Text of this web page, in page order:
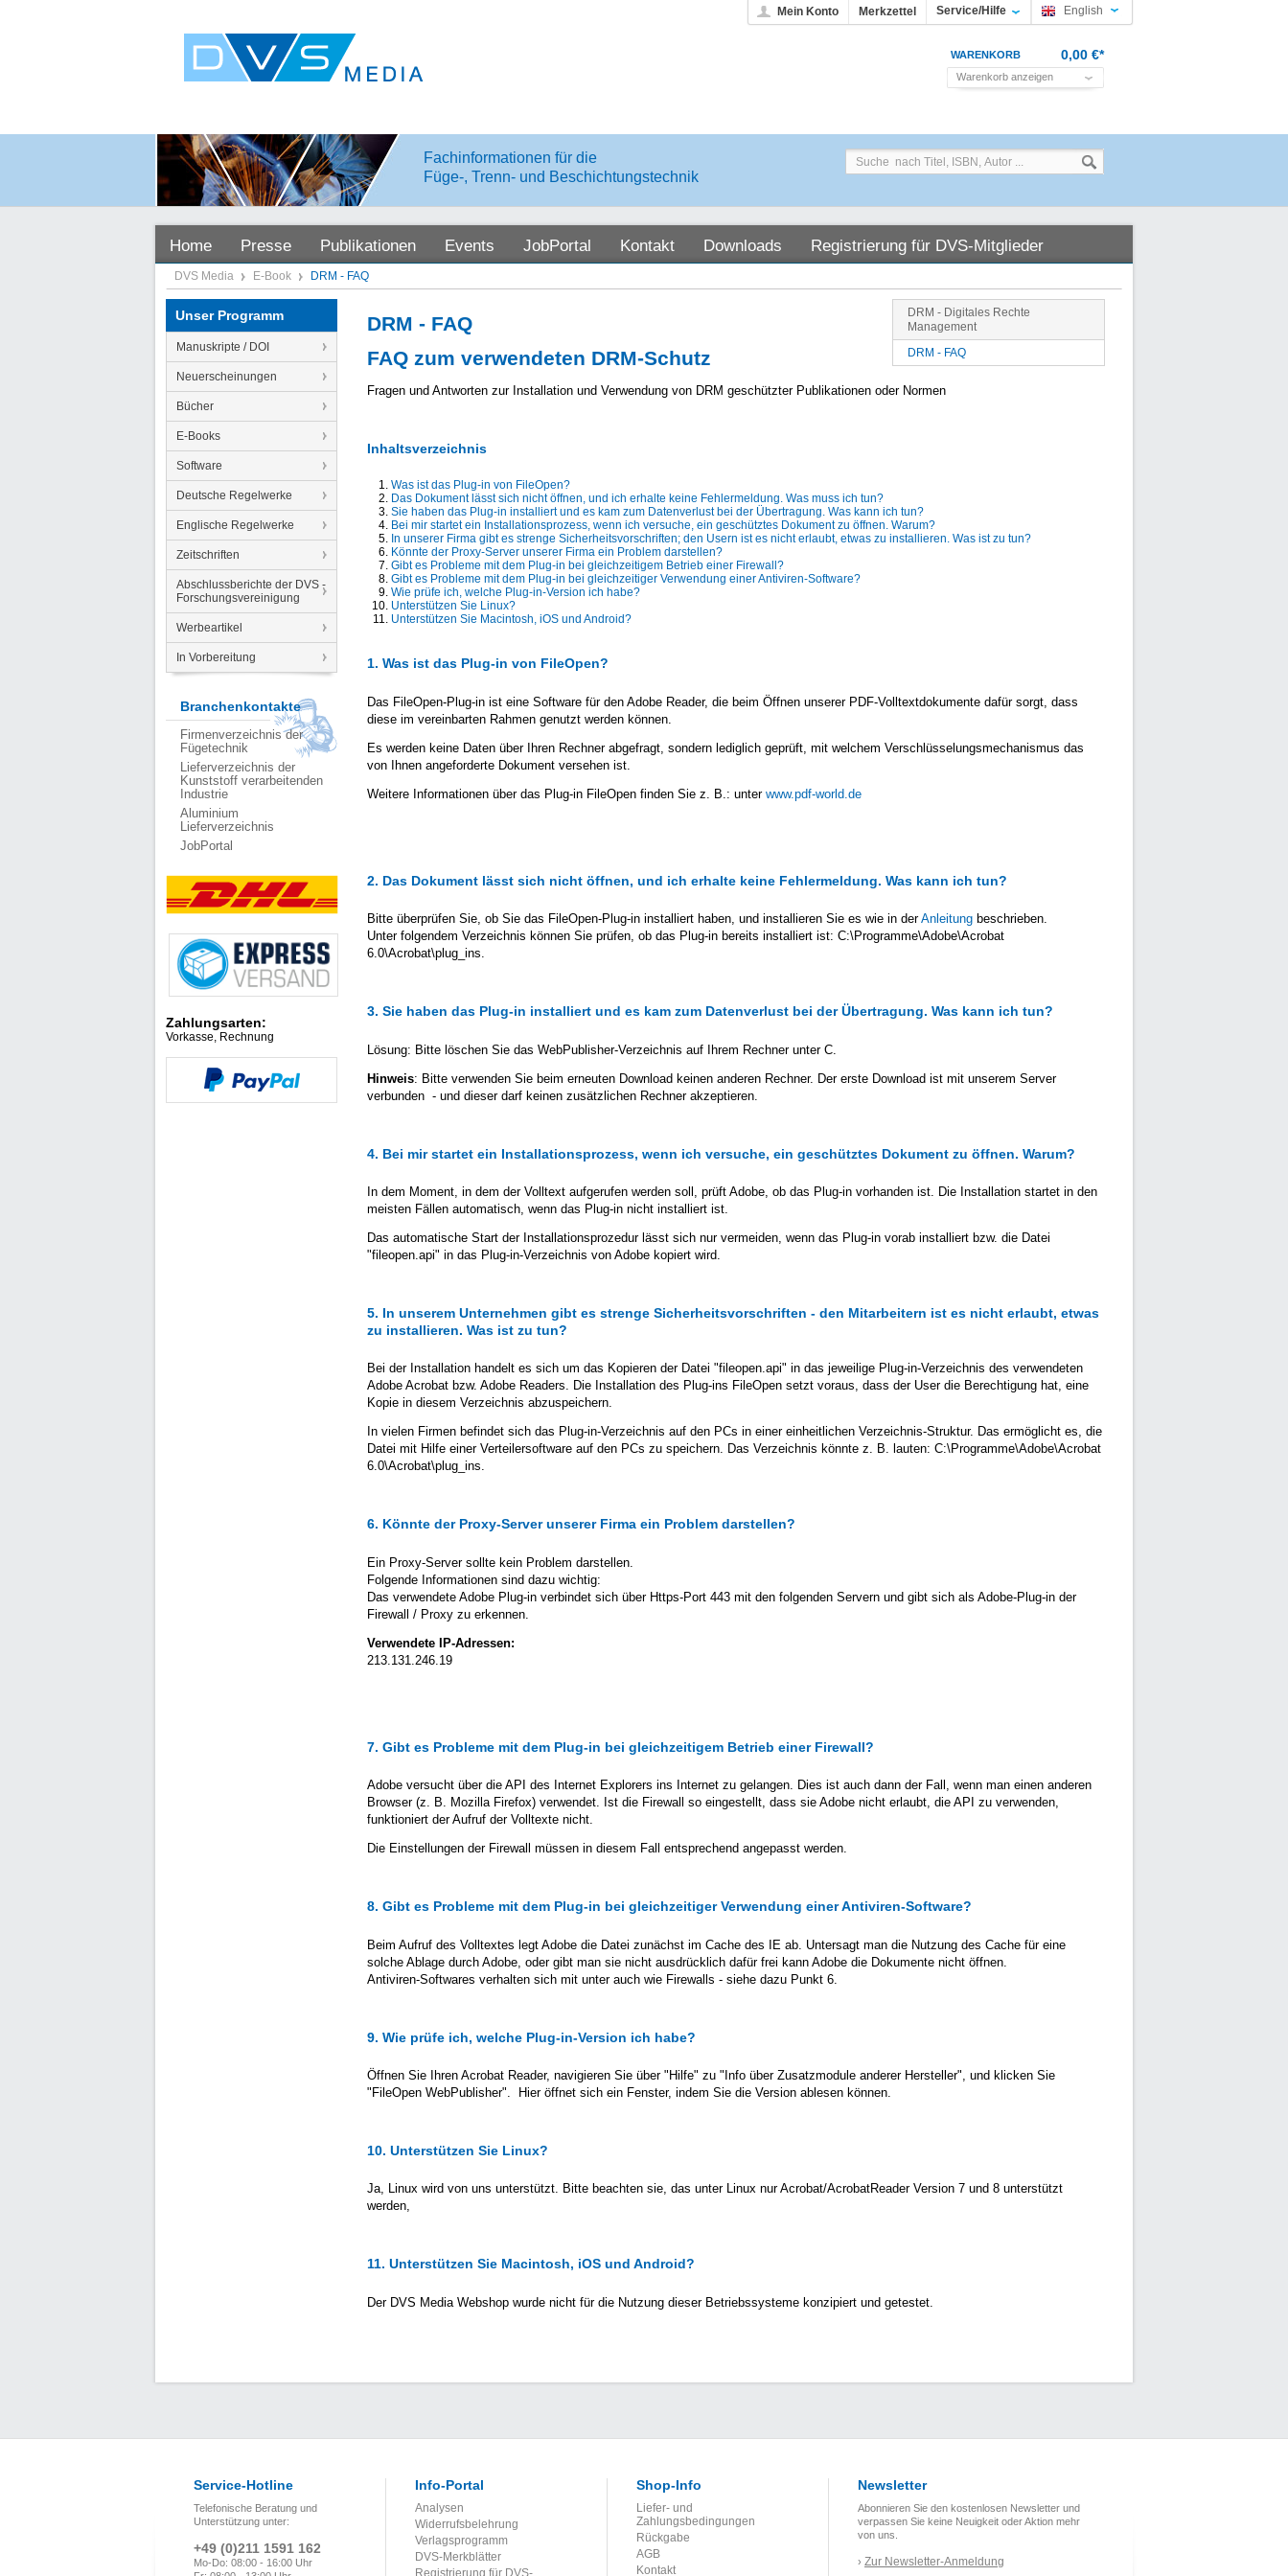
Mein Konto Merkzettel Service/Hilfe English
WARENKORB 0,00 €*
Warenkorb anzeigen
Fachinformationen für die
Füge-, Trenn- und Beschichtungstechnik
Home Presse Publikationen Events JobPortal Kontakt Downloads Registrierung für DVS-Mitglieder
DVS Media E-Book DRM - FAQ
Unser Programm
Manuskripte / DOI
Neuerscheinungen
Bücher
E-Books
Software
Deutsche Regelwerke
Englische Regelwerke
Zeitschriften
Abschlussberichte der DVS -
Forschungsvereinigung
Werbeartikel
In Vorbereitung
Branchenkontakte
Firmenverzeichnis der
Fügetechnik
Lieferverzeichnis der
Kunststoff verarbeitenden
Industrie
Aluminium
Lieferverzeichnis
JobPortal
Zahlungsarten:
Vorkasse, Rechnung
DRM - Digitales Rechte
Management
DRM - FAQ
DRM - FAQ
FAQ zum verwendeten DRM-Schutz
Fragen und Antworten zur Installation und Verwendung von DRM geschützter Publikationen oder Normen
Inhaltsverzeichnis
Was ist das Plug-in von FileOpen?
Das Dokument lässt sich nicht öffnen, und ich erhalte keine Fehlermeldung. Was muss ich tun?
Sie haben das Plug-in installiert und es kam zum Datenverlust bei der Übertragung. Was kann ich tun?
Bei mir startet ein Installationsprozess, wenn ich versuche, ein geschütztes Dokument zu öffnen. Warum?
In unserer Firma gibt es strenge Sicherheitsvorschriften; den Usern ist es nicht erlaubt, etwas zu installieren. Was ist zu tun?
Könnte der Proxy-Server unserer Firma ein Problem darstellen?
Gibt es Probleme mit dem Plug-in bei gleichzeitigem Betrieb einer Firewall?
Gibt es Probleme mit dem Plug-in bei gleichzeitiger Verwendung einer Antiviren-Software?
Wie prüfe ich, welche Plug-in-Version ich habe?
Unterstützen Sie Linux?
Unterstützen Sie Macintosh, iOS und Android?
1. Was ist das Plug-in von FileOpen?
Das FileOpen-Plug-in ist eine Software für den Adobe Reader, die beim Öffnen unserer PDF-Volltextdokumente dafür sorgt, dass
diese im vereinbarten Rahmen genutzt werden können.
Es werden keine Daten über Ihren Rechner abgefragt, sondern lediglich geprüft, mit welchem Verschlüsselungsmechanismus das
von Ihnen angeforderte Dokument versehen ist.
Weitere Informationen über das Plug-in FileOpen finden Sie z. B.: unter www.pdf-world.de
2. Das Dokument lässt sich nicht öffnen, und ich erhalte keine Fehlermeldung. Was kann ich tun?
Bitte überprüfen Sie, ob Sie das FileOpen-Plug-in installiert haben, und installieren Sie es wie in derAnleitung beschrieben.
Unter folgendem Verzeichnis können Sie prüfen, ob das Plug-in bereits installiert ist: C:\Programme\Adobe\Acrobat
6.0\Acrobat\plug_ins.
3. Sie haben das Plug-in installiert und es kam zum Datenverlust bei der Übertragung. Was kann ich tun?
Lösung: Bitte löschen Sie das WebPublisher-Verzeichnis auf Ihrem Rechner unter C.
Hinweis: Bitte verwenden Sie beim erneuten Download keinen anderen Rechner. Der erste Download ist mit unserem Server
verbunden - und dieser darf keinen zusätzlichen Rechner akzeptieren.
4. Bei mir startet ein Installationsprozess, wenn ich versuche, ein geschütztes Dokument zu öffnen. Warum?
In dem Moment, in dem der Volltext aufgerufen werden soll, prüft Adobe, ob das Plug-in vorhanden ist. Die Installation startet in den
meisten Fällen automatisch, wenn das Plug-in nicht installiert ist.
Das automatische Start der Installationsprozedur lässt sich nur vermeiden, wenn das Plug-in vorab installiert bzw. die Datei
"fileopen.api" in das Plug-in-Verzeichnis von Adobe kopiert wird.
5. In unserem Unternehmen gibt es strenge Sicherheitsvorschriften - den Mitarbeitern ist es nicht erlaubt, etwas
zu installieren. Was ist zu tun?
Bei der Installation handelt es sich um das Kopieren der Datei "fileopen.api" in das jeweilige Plug-in-Verzeichnis des verwendeten
Adobe Acrobat bzw. Adobe Readers. Die Installation des Plug-ins FileOpen setzt voraus, dass der User die Berechtigung hat, eine
Kopie in diesem Verzeichnis abzuspeichern.
In vielen Firmen befindet sich das Plug-in-Verzeichnis auf den PCs in einer einheitlichen Verzeichnis-Struktur. Das ermöglicht es, die
Datei mit Hilfe einer Verteilersoftware auf den PCs zu speichern. Das Verzeichnis könnte z. B. lauten: C:\Programme\Adobe\Acrobat
6.0\Acrobat\plug_ins.
6. Könnte der Proxy-Server unserer Firma ein Problem darstellen?
Ein Proxy-Server sollte kein Problem darstellen.
Folgende Informationen sind dazu wichtig:
Das verwendete Adobe Plug-in verbindet sich über Https-Port 443 mit den folgenden Servern und gibt sich als Adobe-Plug-in der
Firewall / Proxy zu erkennen.
Verwendete IP-Adressen:
213.131.246.19
7. Gibt es Probleme mit dem Plug-in bei gleichzeitigem Betrieb einer Firewall?
Adobe versucht über die API des Internet Explorers ins Internet zu gelangen. Dies ist auch dann der Fall, wenn man einen anderen
Browser (z. B. Mozilla Firefox) verwendet. Ist die Firewall so eingestellt, dass sie Adobe nicht erlaubt, die API zu verwenden,
funktioniert der Aufruf der Volltexte nicht.
Die Einstellungen der Firewall müssen in diesem Fall entsprechend angepasst werden.
8. Gibt es Probleme mit dem Plug-in bei gleichzeitiger Verwendung einer Antiviren-Software?
Beim Aufruf des Volltextes legt Adobe die Datei zunächst im Cache des IE ab. Untersagt man die Nutzung des Cache für eine
solche Ablage durch Adobe, oder gibt man sie nicht ausdrücklich dafür frei kann Adobe die Dokumente nicht öffnen.
Antiviren-Softwares verhalten sich mit unter auch wie Firewalls - siehe dazu Punkt 6.
9. Wie prüfe ich, welche Plug-in-Version ich habe?
Öffnen Sie Ihren Acrobat Reader, navigieren Sie über "Hilfe" zu "Info über Zusatzmodule anderer Hersteller", und klicken Sie
"FileOpen WebPublisher". Hier öffnet sich ein Fenster, indem Sie die Version ablesen können.
10. Unterstützen Sie Linux?
Ja, Linux wird von uns unterstützt. Bitte beachten sie, das unter Linux nur Acrobat/AcrobatReader Version 7 und 8 unterstützt
werden,
11. Unterstützen Sie Macintosh, iOS und Android?
Der DVS Media Webshop wurde nicht für die Nutzung dieser Betriebssysteme konzipiert und getestet.
Service-Hotline
Telefonische Beratung und
Unterstützung unter:
+49 (0)211 1591 162
Mo-Do: 08:00 - 16:00 Uhr
Info-Portal
Analysen
Widerrufsbelehrung
Verlagsprogramm
DVS-Merkblätter
Registrierung für DVS-
Shop-Info
Liefer- und
Zahlungsbedingungen
Rückgabe
AGB
Kontakt
Newsletter
Abonnieren Sie den kostenlosen Newsletter und
verpassen Sie keine Neuigkeit oder Aktion mehr
von uns.
› Zur Newsletter-Anmeldung